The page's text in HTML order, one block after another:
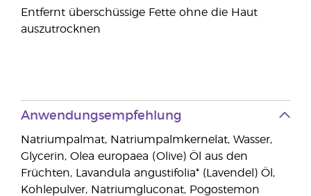
Entfernt überschüssige Fette ohne die Haut
auszutrocknen
Anwendungsempfehlung
Natriumpalmat, Natriumpalmkernelat, Wasser,
Glycerin, Olea europaea (Olive) Öl aus den
Früchten, Lavandula angustifolia* (Lavendel) Öl,
Kohlepulver, Natriumgluconat, Pogostemon